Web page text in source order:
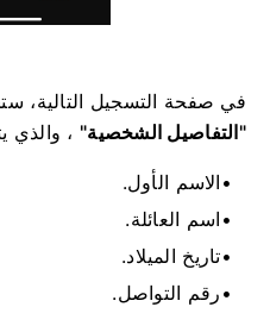
في صفحة التسجيل التالية،
"التفاصيل الشخصية" ، والذي
الاسم الأول.
اسم العائلة.
تاريخ الميلاد.
رقم التواصل.